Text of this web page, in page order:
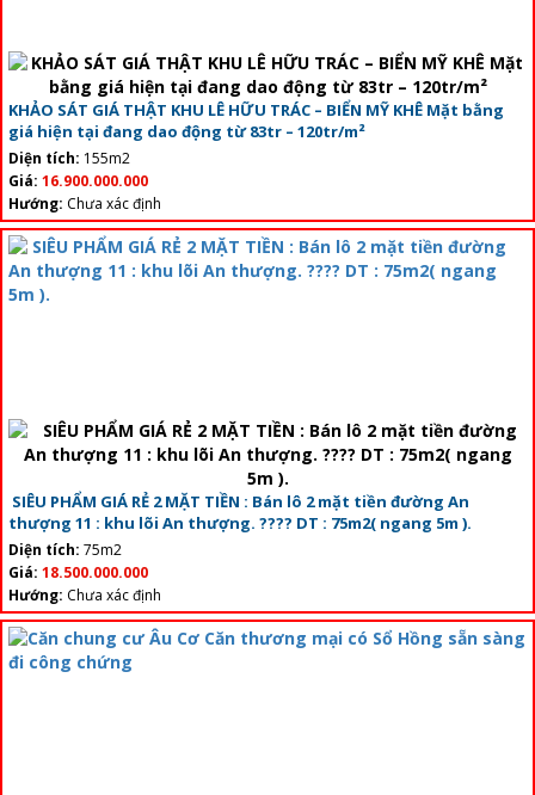
KHẢO SÁT GIÁ THẬT KHU LÊ HỮU TRÁC – BIỂN MỸ KHÊ Mặt bằng
giá hiện tại đang dao động từ 83tr – 120tr/m²
Diện tích: 155m2
Giá: 16.900.000.000
Hướng: Chưa xác định
SIÊU PHẨM GIÁ RẺ 2 MẶT TIỀN : Bán lô 2 mặt tiền đường An
thượng 11 : khu lõi An thượng. ???? DT : 75m2( ngang 5m ).
Diện tích: 75m2
Giá: 18.500.000.000
Hướng: Chưa xác định